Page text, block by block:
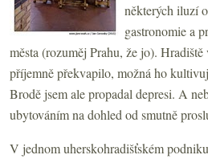
některých iluzí
gastronomie a
města (rozuměj Prahu, že jo).
příjemně překvapilo, možná ho
Brodě jsem ale propadal depresi. A
ubytováním na dohled od smutně
V jednom uherskohradišťském